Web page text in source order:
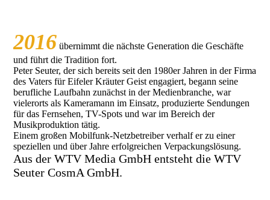
2016 übernimmt die nächste Generation die Geschäfte
und führt die Tradition fort.
Peter Seuter, der sich bereits seit den 1980er Jahren in der Firma
des Vaters für Eifeler Kräuter Geist engagiert, begann seine
berufliche Laufbahn zunächst in der Medienbranche, war
vielerorts als Kameramann im Einsatz, produzierte Sendungen
für das Fernsehen, TV-Spots und war im Bereich der
Musikproduktion tätig.
Einem großen Mobilfunk-Netzbetreiber verhalf er zu einer
speziellen und über Jahre erfolgreichen Verpackungslösung.
Aus der WTV Media GmbH entsteht die WTV
Seuter CosmA GmbH.